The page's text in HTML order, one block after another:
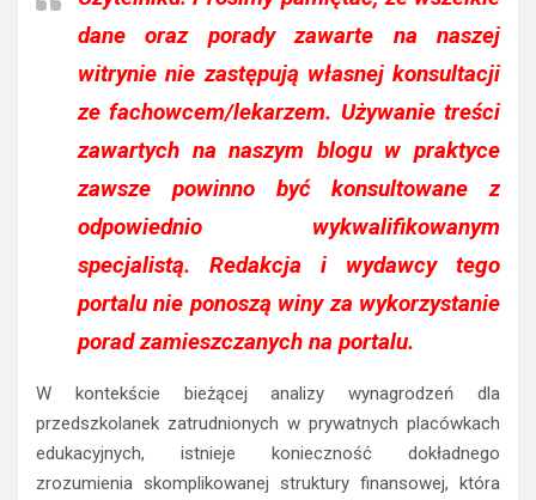
dane oraz porady zawarte na naszej
witrynie nie zastępują własnej konsultacji
ze fachowcem/lekarzem. Używanie treści
zawartych na naszym blogu w praktyce
zawsze powinno być konsultowane z
odpowiednio wykwalifikowanym
specjalistą. Redakcja i wydawcy tego
portalu nie ponoszą winy za wykorzystanie
porad zamieszczanych na portalu.
W kontekście bieżącej analizy wynagrodzeń dla
przedszkolanek zatrudnionych w prywatnych placówkach
edukacyjnych, istnieje konieczność dokładnego
zrozumienia skomplikowanej struktury finansowej, która